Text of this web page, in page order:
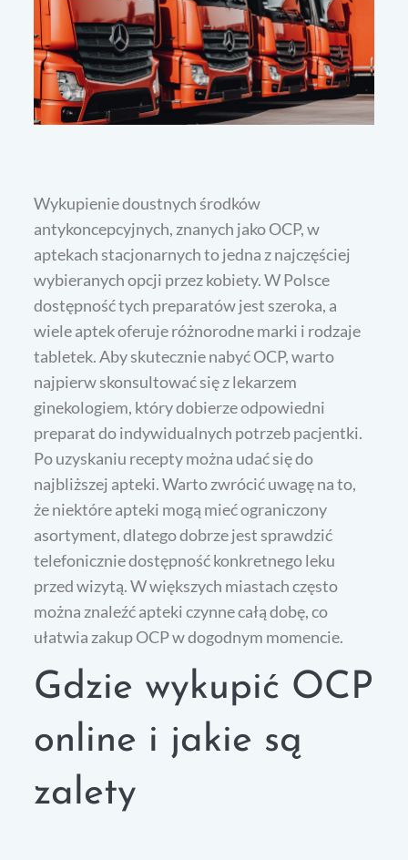
Wykupienie doustnych środków
antykoncepcyjnych, znanych jako OCP, w
aptekach stacjonarnych to jedna z najczęściej
wybieranych opcji przez kobiety. W Polsce
dostępność tych preparatów jest szeroka, a
wiele aptek oferuje różnorodne marki i rodzaje
tabletek. Aby skutecznie nabyć OCP, warto
najpierw skonsultować się z lekarzem
ginekologiem, który dobierze odpowiedni
preparat do indywidualnych potrzeb pacjentki.
Po uzyskaniu recepty można udać się do
najbliższej apteki. Warto zwrócić uwagę na to,
że niektóre apteki mogą mieć ograniczony
asortyment, dlatego dobrze jest sprawdzić
telefonicznie dostępność konkretnego leku
przed wizytą. W większych miastach często
można znaleźć apteki czynne całą dobę, co
ułatwia zakup OCP w dogodnym momencie.
Gdzie wykupić OCP
online i jakie są
zalety